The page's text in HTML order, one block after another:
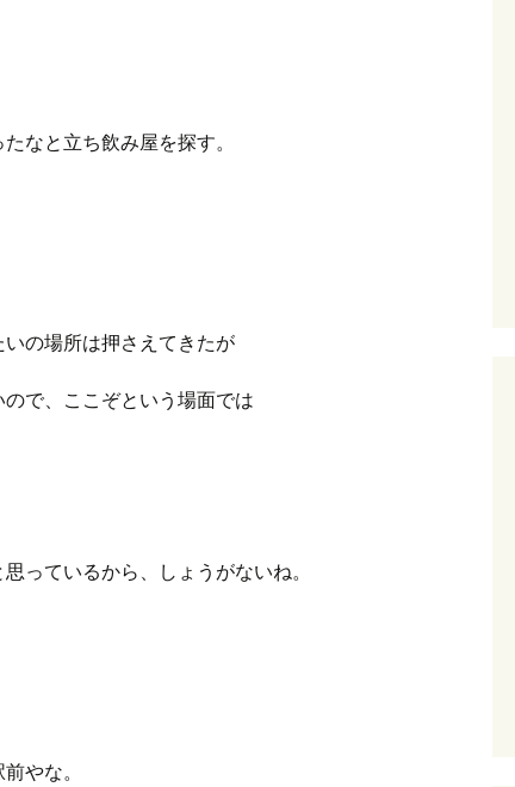
なと立ち飲み屋を探す。
の場所は押さえてきたが
で、ここぞという場面では
っているから、しょうがないね。
やな。